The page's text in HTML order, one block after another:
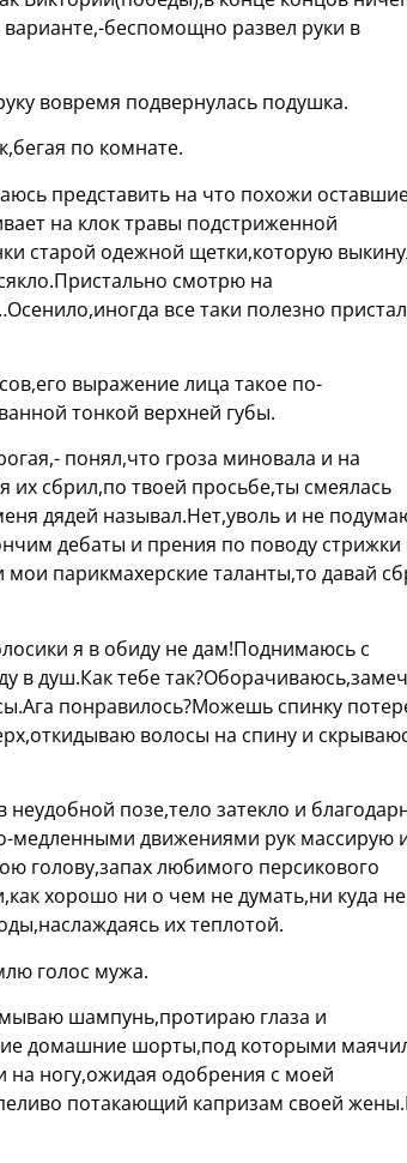
беспомощно развел руки в
вовремя подвернулась подушка.
по комнате.
представить на что похожи
на клок травы подстриженной
старой одежной щетки,которую
смотрю на
все таки полезно
выражение лица такое по-
тонкой верхней губы.
понял,что гроза миновала и на
их сбрил,по твоей просьбе,ты смеялась
дядей называл.Нет,уволь и не
дебаты и прения по поводу стрижки
мои парикмахерские таланты,то давай
я в обиду не дам!Поднимаюсь с
в душ.Как тебе
понравилось?Можешь спинку
волосы на спину и
позе,тело затекло и
медленными движениями рук массирую
голову,запах любимого персикового
хорошо ни о чем не думать,ни куда не
их теплотой.
голос мужа.
шампунь,протираю глаза и
домашние шорты,под которыми
на ногу,ожидая одобрения с моей
потакающий капризам своей